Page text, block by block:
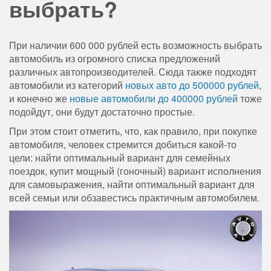
выбрать?
При наличии 600 000 рублей есть возможность выбрать
автомобиль из огромного списка предложений
различных автопроизводителей. Сюда также подходят
автомобили из категорий новых авто до 500000 рублей,
и конечно же новые автомобили до 400000 рублей тоже
подойдут, они будут достаточно простые.
При этом стоит отметить, что, как правило, при покупке
автомобиля, человек стремится добиться какой-то
цели: найти оптимальный вариант для семейных
поездок, купит мощный (гоночный) вариант исполнения
для самовыражения, найти оптимальный вариант для
всей семьи или обзавестись практичным автомобилем.